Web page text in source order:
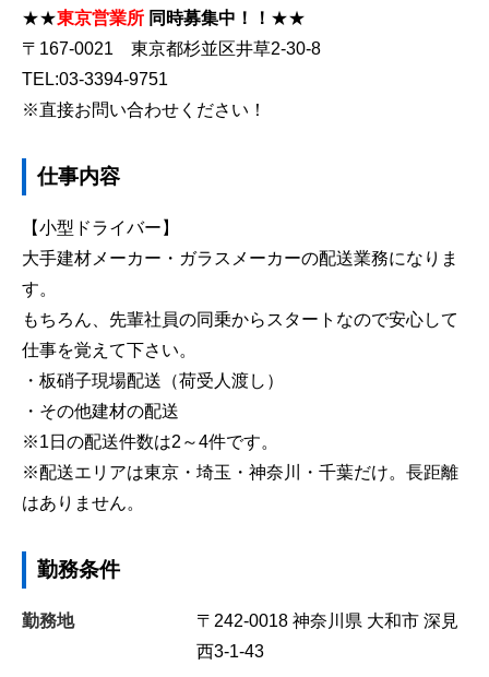
★★東京営業所 同時募集中！！ ★★
〒167-0021 東京都杉並区井草2-30-8
TEL:03-3394-9751
※直接お問い合わせください！
仕事内容
【小型ドライバー】
大手建材メーカー・ガラスメーカーの配送業務になりま
す。
もちろん、先輩社員の同乗からスタートなので安心して
仕事を覚えて下さい。
・板硝子現場配送（荷受人渡し）
・その他建材の配送
※1日の配送件数は2～4件です。
※配送エリアは東京・埼玉・神奈川・千葉だけ。長距離
はありません。
勤務条件
勤務地 〒242-0018 神奈川県 大和市 深見
西3-1-43